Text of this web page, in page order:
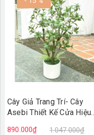
Cây Giả Trang Trí- Cây
Asebi Thiết Kế Cửa Hiệu
890.000₫ 1.047.000₫